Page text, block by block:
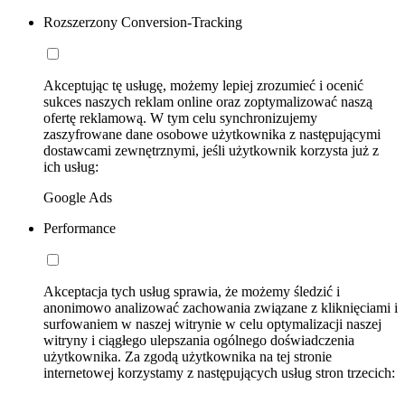
Rozszerzony Conversion-Tracking
Akceptując tę usługę, możemy lepiej zrozumieć i ocenić
sukces naszych reklam online oraz zoptymalizować naszą
ofertę reklamową. W tym celu synchronizujemy
zaszyfrowane dane osobowe użytkownika z następującymi
dostawcami zewnętrznymi, jeśli użytkownik korzysta już z
ich usług:
Google Ads
Performance
Akceptacja tych usług sprawia, że możemy śledzić i
anonimowo analizować zachowania związane z kliknięciami i
surfowaniem w naszej witrynie w celu optymalizacji naszej
witryny i ciągłego ulepszania ogólnego doświadczenia
użytkownika. Za zgodą użytkownika na tej stronie
internetowej korzystamy z następujących usług stron trzecich: